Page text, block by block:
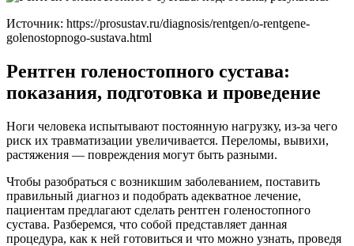
Источник: https://prosustav.ru/diagnosis/rentgen/o-rentgene-
golenostopnogo-sustava.html
Рентген голеностопного сустава:
показания, подготовка и проведение
Ноги человека испытывают постоянную нагрузку, из-за чего
риск их травматизации увеличивается. Переломы, вывихи,
растяжения — повреждения могут быть разными.
Чтобы разобраться с возникшим заболеванием, поставить
правильный диагноз и подобрать адекватное лечение,
пациентам предлагают сделать рентген голеностопного
сустава. Разберемся, что собой представляет данная
процедура, как к ней готовиться и что можно узнать, проведя